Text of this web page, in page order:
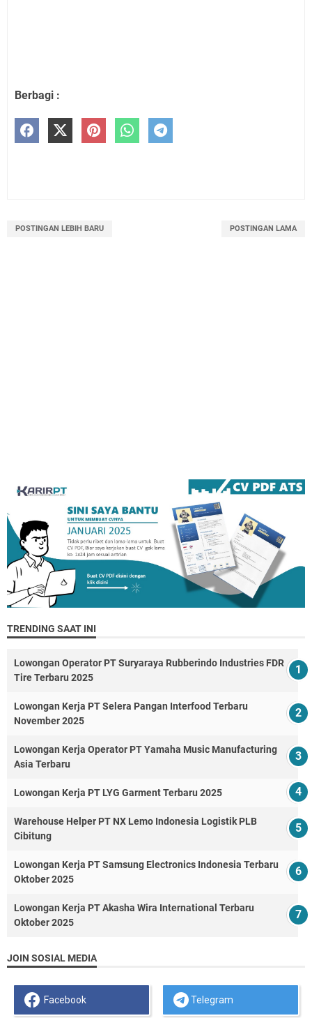
Berbagi :
POSTINGAN LEBIH BARU POSTINGAN LAMA
TRENDING SAAT INI
Lowongan Operator PT Suryaraya Rubberindo Industries FDR
Tire Terbaru 2025
Lowongan Kerja PT Selera Pangan Interfood Terbaru
November 2025
Lowongan Kerja Operator PT Yamaha Music Manufacturing
Asia Terbaru
Lowongan Kerja PT LYG Garment Terbaru 2025
Warehouse Helper PT NX Lemo Indonesia Logistik PLB
Cibitung
Lowongan Kerja PT Samsung Electronics Indonesia Terbaru
Oktober 2025
Lowongan Kerja PT Akasha Wira International Terbaru
Oktober 2025
JOIN SOSIAL MEDIA
Facebook Telegram